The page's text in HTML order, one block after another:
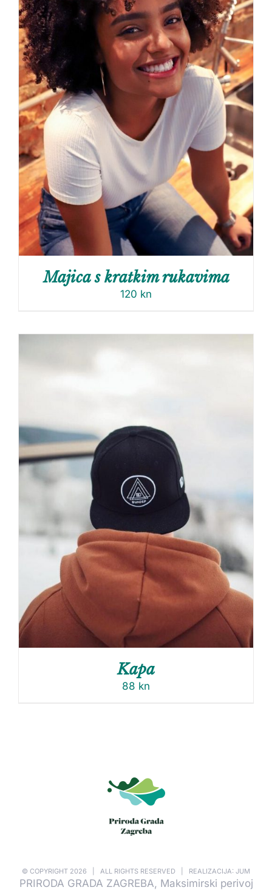
Majica s kratkim rukavima
120 kn
Kapa
88 kn
© COPYRIGHT 2026 | ALL RIGHTS RESERVED | REALIZACIJA: JUM
PRIRODA GRADA ZAGREBA, Maksimirski perivoj